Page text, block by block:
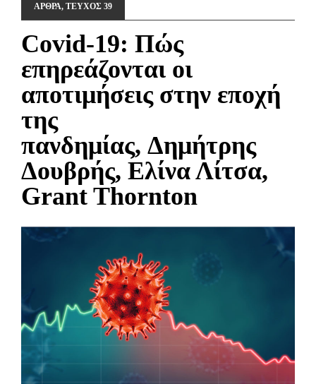
ΑΡΘΡΑ, ΤΕΥΧΟΣ 39
Covid-19: Πώς
επηρεάζονται οι
αποτιμήσεις στην εποχή
της
πανδημίας, Δημήτρης
Δουβρής, Ελίνα Λίτσα,
Grant Thornton